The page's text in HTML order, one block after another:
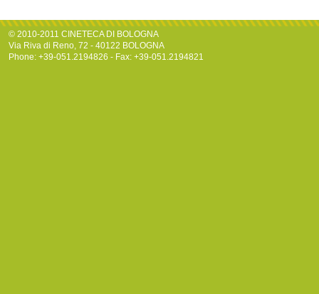
© 2010-2011 CINETECA DI BOLOGNA
Via Riva di Reno, 72 - 40122 BOLOGNA
Phone: +39-051.2194826 - Fax: +39-051.2194821